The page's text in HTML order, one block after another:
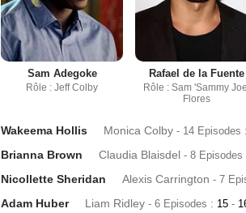
Sam Adegoke
Rôle : Jeff Colby
Rafael de la Fuente
Rôle : Sam 'Sammy
Flores
Wakeema Hollis Monica Colby - 14 Episodes :
Brianna Brown Claudia Blaisdel - 8 Episodes
Nicollette Sheridan Alexis Carrington - 7
Adam Huber Liam Ridley - 6 Episodes : 15 -